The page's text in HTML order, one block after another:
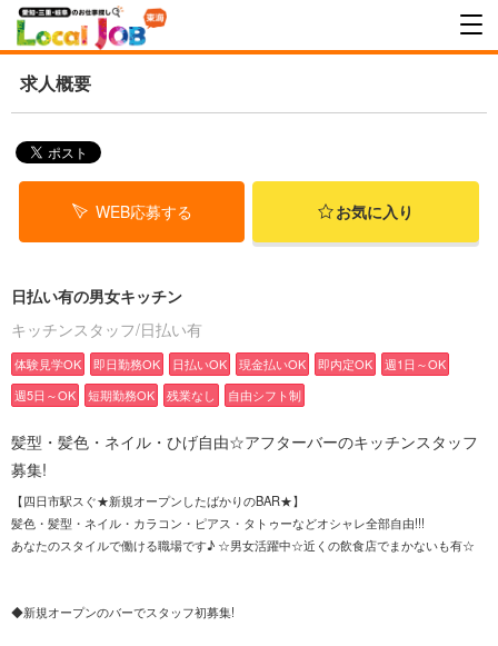
求人概要
WEB応募する お気に入り
日払い有の男女キッチン
キッチンスタッフ/日払い有
体験見学OK 即日勤務OK 日払いOK 現金払いOK 即内定OK
週1日～OK
週5日～OK
短期勤務OK 残業なし 自由シフト制
髪型・髪色・ネイル・ひげ自由☆アフターバーのキッチンスタッフ
募集!
【四日市駅スぐ★新規オープンしたばかりのBAR★】
髪色・髪型・ネイル・カラコン・ピアス・タトゥーなどオシャレ全部自由!!!
あなたのスタイルで働ける職場です♪ ☆男女活躍中☆近くの飲食店でまかないも有☆
◆新規オープンのバーでスタッフ初募集!